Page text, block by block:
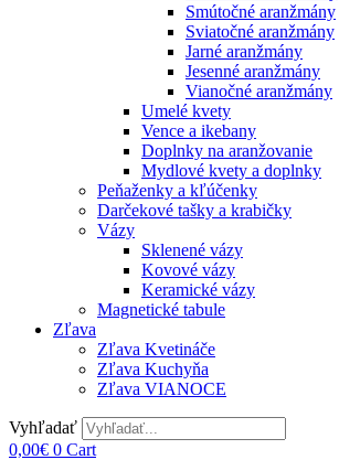
Smútočné aranžmány
Sviatočné aranžmány
Jarné aranžmány
Jesenné aranžmány
Vianočné aranžmány
Umelé kvety
Vence a ikebany
Doplnky na aranžovanie
Mydlové kvety a doplnky
Peňaženky a kľúčenky
Darčekové tašky a krabičky
Vázy
Sklenené vázy
Kovové vázy
Keramické vázy
Magnetické tabule
Zľava
Zľava Kvetináče
Zľava Kuchyňa
Zľava VIANOCE
Vyhľadať
0,00€ 0 Cart